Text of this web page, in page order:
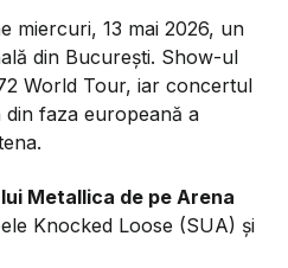
miercuri, 13 mai 2026, un
din București. Show-ul
World Tour, iar concertul
din faza europeană a
Metallica de pe Arena
Knocked Loose (SUA) și